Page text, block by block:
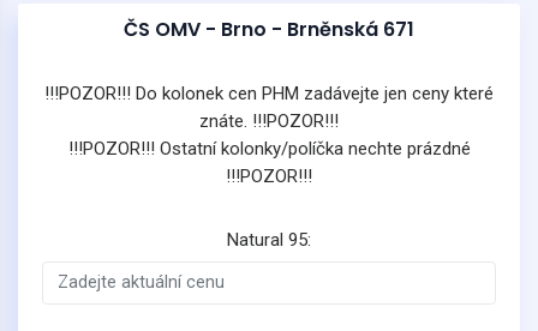
ČS OMV - Brno - Brněnská 671
!!!POZOR!!! Do kolonek cen PHM zadávejte jen ceny které
znáte. !!!POZOR!!!
!!!POZOR!!! Ostatní kolonky/políčka nechte prázdné
!!!POZOR!!!
Natural 95: